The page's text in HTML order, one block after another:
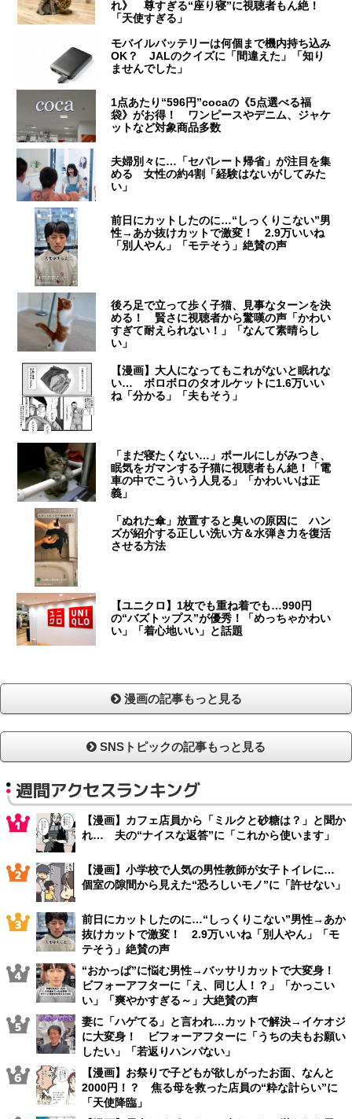
れ》 尊すぎる“座り寝”に視聴者もん絶！
「天使すぎる」
モバイルバッテリーは何個まで機内持ち込み
OK？ JALのクイズに「間違えた」「知り
ませんでした」
1点あたり“596円”cocaの《5点選べる福
袋》がお得！ ワンピースやデニム、ジャケ
ットなど対象商品多数
夫婦別々に…「セパレート帰省」が注目を集
める 女性の約4割「経験はないがしてみた
い」
前日にカットしたのに…“しっくりこない”男
性→あか抜けカットで激変！ 2.9万いいね
「別人やん」「モテそう」絶賛の声
後ろ足で立って歩く子猫、見事なターンを決
める！ 賢さに視聴者から驚嘆の声「かわい
すぎて耐えられない！」「なんて素晴らし
い」
【漫画】大人になってもこれがないと眠れな
い… ボロボロのタオルケットに1.6万いい
ね「分かる」「夫もそう」
「まだ寝たくない…」ポールにしがみつき、
眠気をガマンする子猫に視聴者もん絶！「電
車の中でこういう人見る」「かわいいは正
義」
「ぬれた傘」放置すると臭いの原因に ハン
ズが紹介する正しい洗い方＆水弾き力を復活
させる方法
【ユニクロ】1枚でも重ね着でも…990円
の“バズトップス”が優秀！「めっちゃかわい
い」「着心地いい」と話題
漫画の記事もっと見る
SNSトピックの記事もっと見る
週間アクセスランキング
【漫画】カフェ店員から「ミルクと砂糖は？」と聞か
れ… 夫の“ナイスな返答”に「これから使います」
【漫画】小学校で人気の男性教師が女子トイレに…
個室の隙間から見えた“恐ろしいモノ”に「許せない」
前日にカットしたのに…“しっくりこない”男性→あか
抜けカットで激変！ 2.9万いいね「別人やん」「モ
テそう」絶賛の声
“おかっぱ”に悩む男性→バッサリカットで大変身！
ビフォーアフターに「え、同じ人！？」「かっこい
い」「爽やかすぎる～」大絶賛の声
妻に「ハゲてる」と言われ…カットで解決→イケオジ
に大変身！ ビフォーアフターに「うちの夫もお願い
したい」「若返りハンパない」
【漫画】お祭りで子どもが欲しがったお面、なんと
2000円！？ 焦る母を救った店員の“粋な計らい”に
「天使降臨」